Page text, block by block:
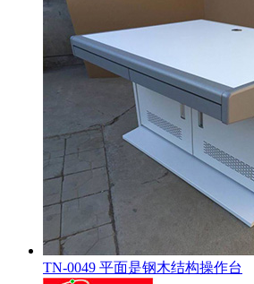
TN-0049 平面是钢木结构操作台